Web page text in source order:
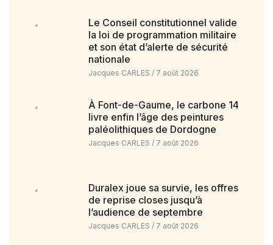
Le Conseil constitutionnel valide
la loi de programmation militaire
et son état d’alerte de sécurité
nationale
Jacques CARLES 7 août 2026
À Font-de-Gaume, le carbone 14
livre enfin l’âge des peintures
paléolithiques de Dordogne
Jacques CARLES 7 août 2026
Duralex joue sa survie, les offres
de reprise closes jusqu’à
l’audience de septembre
Jacques CARLES 7 août 2026